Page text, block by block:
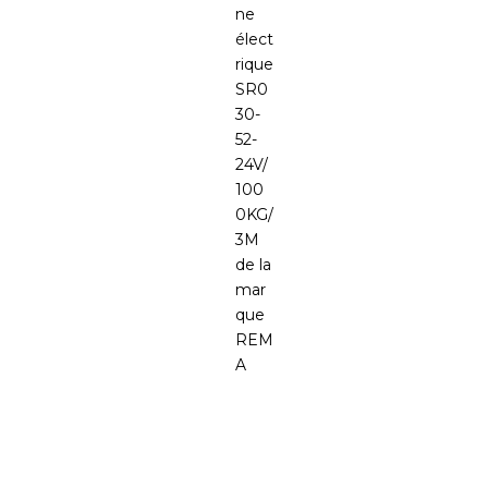
ne
élect
rique
SR0
30-
52-
24V/
100
0KG/
3M
de la
mar
que
REM
A